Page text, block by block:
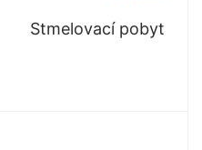
Stmelovací pobyt